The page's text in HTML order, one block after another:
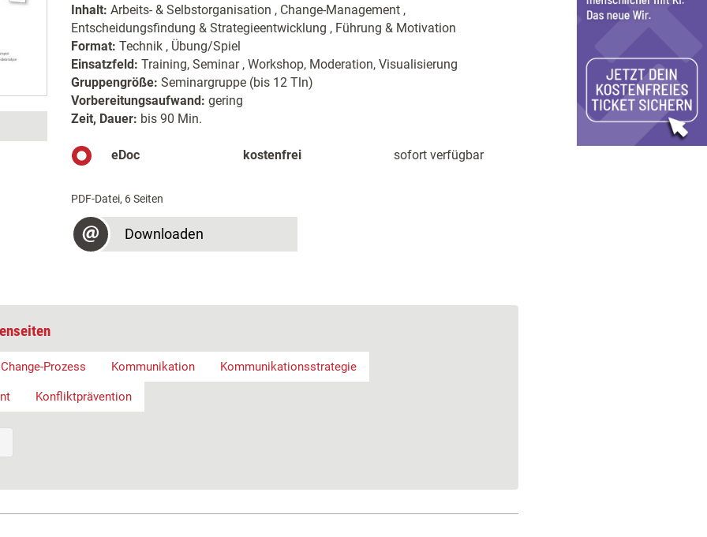
Inhalt: Arbeits- & Selbstorganisation , Change-Management ,
Entscheidungsfindung & Strategieentwicklung , Führung & Motivation
Format: Technik , Übung/Spiel
Einsatzfeld: Training, Seminar , Workshop, Moderation, Visualisierung
Gruppengröße: Seminargruppe (bis 12 Tln)
Vorbereitungsaufwand: gering
Zeit, Dauer: bis 90 Min.
eDoc kostenfrei sofort verfügbar
PDF-Datei, 6 Seiten
Downloaden
Change-Prozess Kommunikation Kommunikationsstrategie
Konfliktprävention